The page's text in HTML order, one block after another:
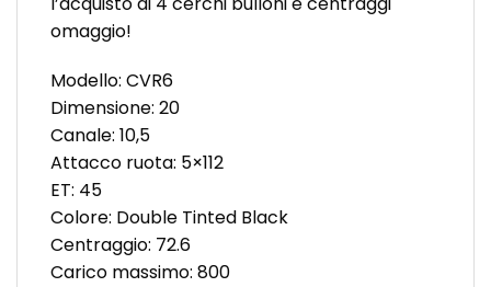
omaggio!
Modello: CVR6
Dimensione: 20
Canale: 10,5
Attacco ruota: 5×112
ET: 45
Colore: Double Tinted Black
Centraggio: 72.6
Carico massimo: 800